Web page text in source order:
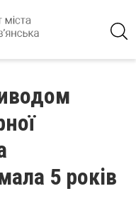
5 років